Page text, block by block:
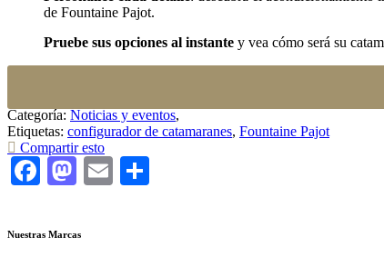
de Fountaine Pajot.
Pruebe sus opciones al instante y vea cómo será su
Categoría: Noticias y eventos,
Etiquetas: configurador de catamaranes, Fountaine Pajot
Compartir esto
Facebook
Mastodon
Email
Nuestras Marcas